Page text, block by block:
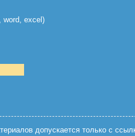
word, excel)
допускается только с